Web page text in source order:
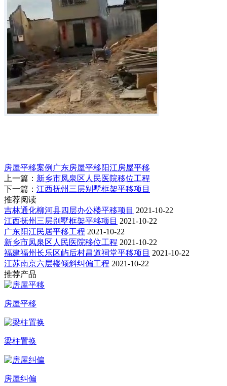
房屋平移案例 广东房屋平移阳江房屋平移
上一篇： 新乡市凤泉区人民医院移位工程
下一篇： 江西抚州三层别墅框架平移项目
推荐阅读
吉林通化柳河县四层办公楼平移项目 2021-10-22
江西抚州三层别墅框架平移项目 2021-10-22
广东阳江民居平移工程 2021-10-22
新乡市凤泉区人民医院移位工程 2021-10-22
福建福州长乐区屿后村昌道祠堂平移项目 2021-10-22
江苏南京六层楼倾斜纠偏工程 2021-10-22
推荐产品
房屋平移
梁柱置换
房屋纠偏